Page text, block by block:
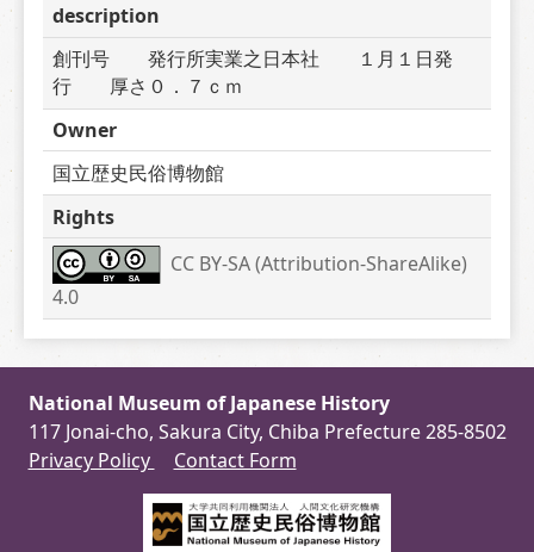
description
創刊号　　発行所実業之日本社　　１月１日発
行　　厚さ０．７ｃｍ
Owner
国立歴史民俗博物館
Rights
CC BY-SA (Attribution-ShareAlike)
4.0
National Museum of Japanese History
117 Jonai-cho, Sakura City, Chiba Prefecture 285-8502
Privacy Policy
Contact Form